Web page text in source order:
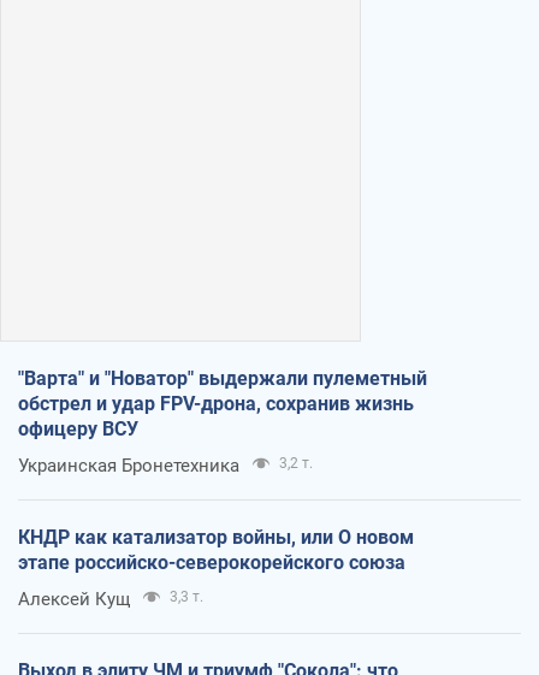
"Варта" и "Новатор" выдержали пулеметный
обстрел и удар FPV-дрона, сохранив жизнь
офицеру ВСУ
Украинская Бронетехника 3,2 т.
КНДР как катализатор войны, или О новом
этапе российско-северокорейского союза
Алексей Кущ 3,3 т.
Выход в элиту ЧМ и триумф "Сокола": что